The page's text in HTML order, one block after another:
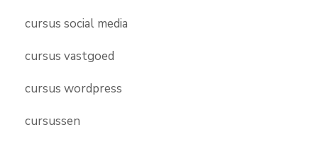
cursus social media
cursus vastgoed
cursus wordpress
cursussen